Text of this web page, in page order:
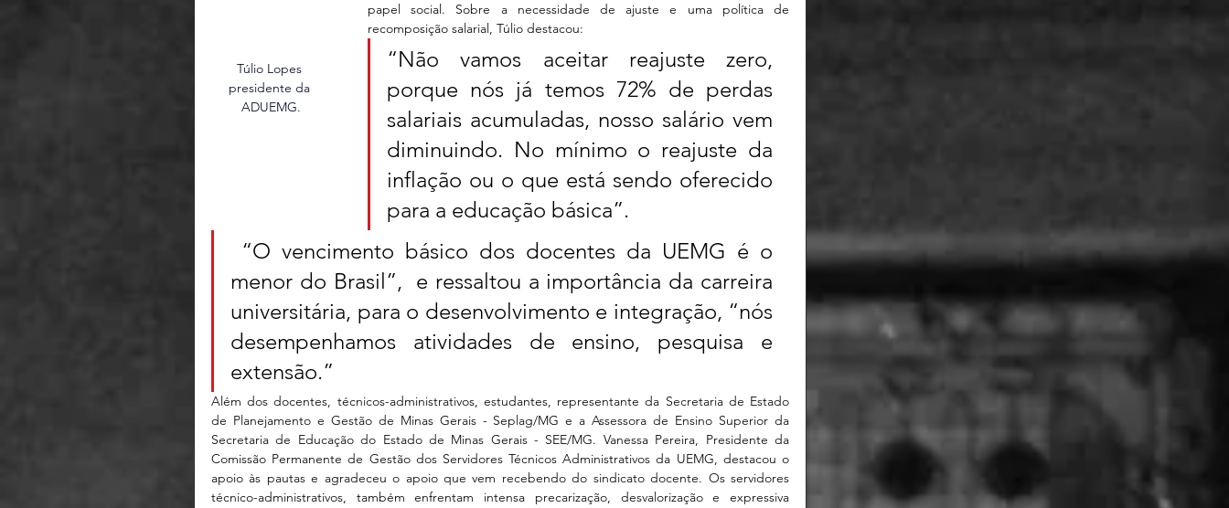
Túlio Lopes
presidente da
ADUEMG.
papel social. Sobre a necessidade de ajuste e uma política de
recomposição salarial, Túlio destacou:
“Não vamos aceitar reajuste zero,
porque nós já temos 72% de perdas
salariais acumuladas, nosso salário vem
diminuindo. No mínimo o reajuste da
inflação ou o que está sendo oferecido
para a educação básica”.
menor do Brasil”,  e ressaltou a importância da carreira
universitária, para o desenvolvimento e integração, “nós
desempenhamos atividades de ensino, pesquisa e
extensão.”
Além dos docentes, técnicos-administrativos, estudantes, representante da Secretaria de Estado
de Planejamento e Gestão de Minas Gerais - Seplag/MG e a Assessora de Ensino Superior da
Secretaria de Educação do Estado de Minas Gerais - SEE/MG. Vanessa Pereira, Presidente da
Comissão Permanente de Gestão dos Servidores Técnicos Administrativos da UEMG, destacou o
apoio às pautas e agradeceu o apoio que vem recebendo do sindicato docente. Os servidores
técnico-administrativos, também enfrentam intensa precarização, desvalorização e expressiva